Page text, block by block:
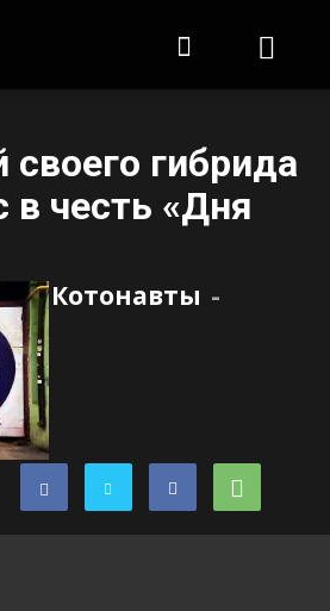
гибрида
в честь «Дня
Котонавты -